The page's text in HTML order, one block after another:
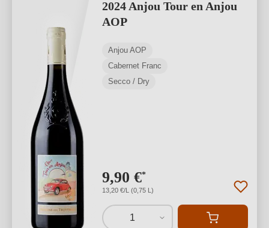
2024 Anjou Tour en Anjou
AOP
Anjou AOP
Cabernet Franc
Secco / Dry
9,90 €*
13,20 €/L (0,75 L)
1